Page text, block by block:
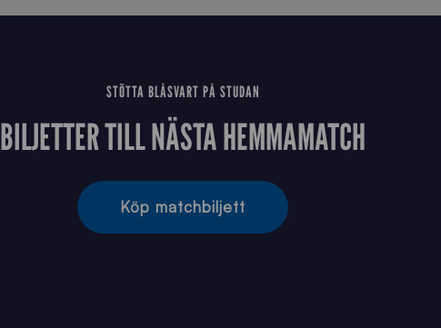
STÖTTA BLÅSVART PÅ STUDAN
BILJETTER TILL NÄSTA HEMMAMATCH
Köp matchbiljett